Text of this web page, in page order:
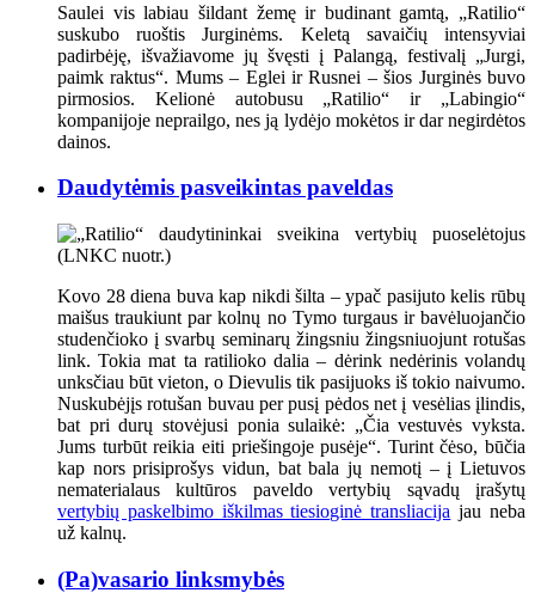
Saulei vis labiau šildant žemę ir budinant gamtą, „Ratilio“
suskubo ruoštis Jurginėms. Keletą savaičių intensyviai
padirbėję, išvažiavome jų švęsti į Palangą, festivalį „Jurgi,
paimk raktus“. Mums – Eglei ir Rusnei – šios Jurginės buvo
pirmosios. Kelionė autobusu „Ratilio“ ir „Labingio“
kompanijoje neprailgo, nes ją lydėjo mokėtos ir dar negirdėtos
dainos.
Daudytėmis pasveikintas paveldas
Kovo 28 diena buva kap nikdi šilta – ypač pasijuto kelis rūbų
maišus traukiunt par kolnų no Tymo turgaus ir bavėluojančio
studenčioko į svarbų seminarų žingsniu žingsniuojunt rotušas
link. Tokia mat ta ratilioko dalia – dėrink nedėrinis volandų
unksčiau būt vieton, o Dievulis tik pasijuoks iš tokio naivumo.
Nuskubėjįs rotušan buvau per pusį pėdos net į vesėlias įlindis,
bat pri durų stovėjusi ponia sulaikė: „Čia vestuvės vyksta.
Jums turbūt reikia eiti priešingoje pusėje“. Turint čėso, būčia
kap nors prisiprošys vidun, bat bala jų nemotį – į Lietuvos
nematerialaus kultūros paveldo vertybių sąvadų įrašytų
vertybių paskelbimo iškilmas tiesioginė transliacija jau neba
už kalnų.
(Pa)vasario linksmybės